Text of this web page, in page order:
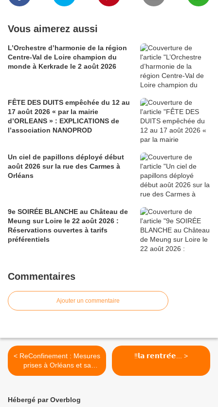
Vous aimerez aussi
L’Orchestre d’harmonie de la région
Centre-Val de Loire champion du
monde à Kerkrade le 2 août 2026
FÊTE DES DUITS empêchée du 12 au
17 août 2026 « par la mairie
d’ORLEANS » : EXPLICATIONS de
l’association NANOPROD
Un ciel de papillons déployé début
août 2026 sur la rue des Carmes à
Orléans
9e SOIRÉE BLANCHE au Château de
Meung sur Loire le 22 août 2026 :
Réservations ouvertes à tarifs
préférentiels
Commentaires
Ajouter un commentaire
< ReConfinement : Mesures
prises à Orléans et sa
métropole – Cellule d’appel
‼𝗹𝗮 𝗿𝗲𝗻𝘁𝗿𝗲́𝗲... >
Hébergé par Overblog